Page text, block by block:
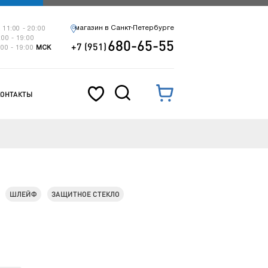
11:00 - 20:00
- 19:00
- 19:00
МСК
магазин в Санкт-Петербурге
+7 (951)680-65-55
ШЛЕЙФ ЗАЩИТНОЕ СТЕКЛО